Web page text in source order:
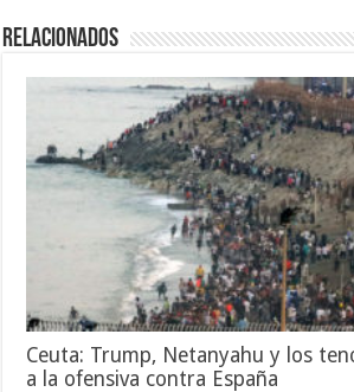
Relacionados
Ceuta: Trump, Netanyahu y los
a la ofensiva contra España